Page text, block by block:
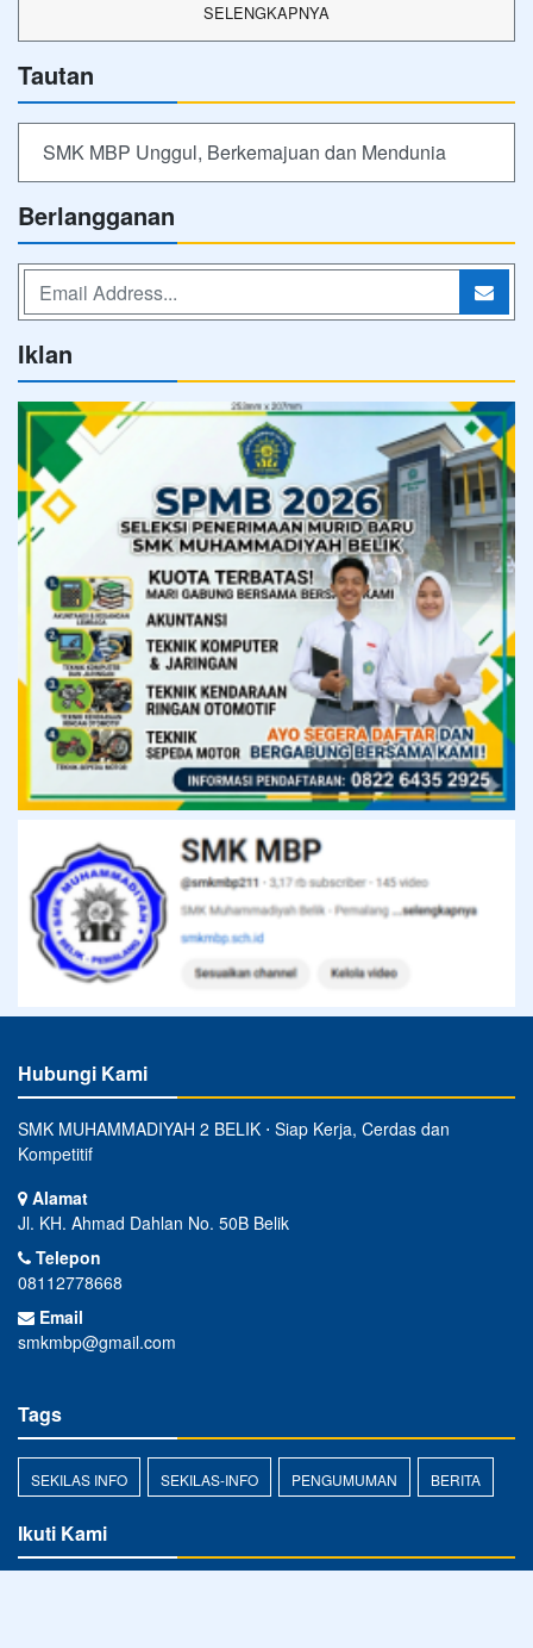
SELENGKAPNYA
Tautan
SMK MBP Unggul, Berkemajuan dan Mendunia
Berlangganan
Iklan
Hubungi Kami
SMK MUHAMMADIYAH 2 BELIK ⋅ Siap Kerja, Cerdas dan
Kompetitif
Alamat
Jl. KH. Ahmad Dahlan No. 50B Belik
Telepon
08112778668
Email
smkmbp@gmail.com
Tags
SEKILAS INFO SEKILAS-INFO PENGUMUMAN BERITA
Ikuti Kami